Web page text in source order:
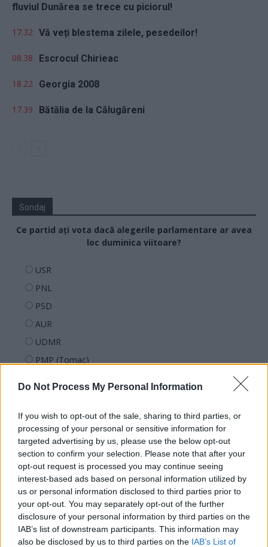
Do Not Process My Personal Information
If you wish to opt-out of the sale, sharing to third parties, or
processing of your personal or sensitive information for
targeted advertising by us, please use the below opt-out
section to confirm your selection. Please note that after your
opt-out request is processed you may continue seeing
interest-based ads based on personal information utilized by
us or personal information disclosed to third parties prior to
your opt-out. You may separately opt-out of the further
disclosure of your personal information by third parties on the
IAB’s list of downstream participants. This information may
also be disclosed by us to third parties on the IAB’s List of
fluviul Dunărea se trece cu piciorul!
17.32 Vă veți blestema zilele, pesedeilor!
08.38 Escrocul Chirieac
18.22 Georgia 2008
17.39 Bătălia de la Călugăreni
Sondaj
Ce partid ați vota dacă alegerile parlamentare ar avea
loc duminica viitoare?
USR
PNL
PSD
AUR
UDMR
PMP (Tomac)
REPER
SENS
SOS (Șoșoacă)
POT (Gavrilă)
PACE (Peia)
Acțiunea Conservatoare (Târziu)
PDF (Lazarus)
PUSL (D. Voiculescu)